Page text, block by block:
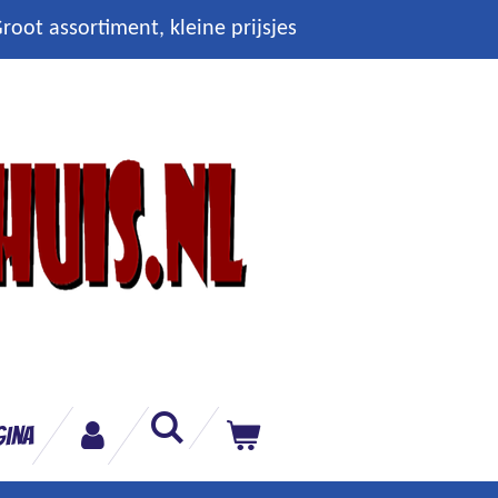
assortiment, kleine prijsjes